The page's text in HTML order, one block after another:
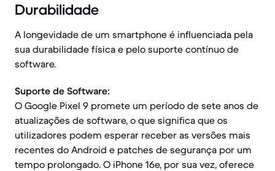
Durabilidade
A longevidade de um smartphone é influenciada pela
sua durabilidade física e pelo suporte contínuo de
software.
Suporte de Software:
O Google Pixel 9 promete um período de sete anos de
atualizações de software, o que significa que os
utilizadores podem esperar receber as versões mais
recentes do Android e patches de segurança por um
tempo prolongado. O iPhone 16e, por sua vez, oferece